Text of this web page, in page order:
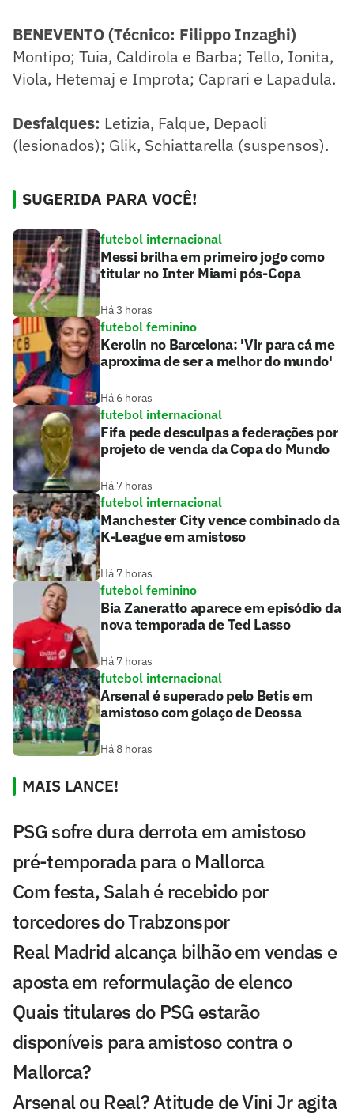
BENEVENTO (Técnico: Filippo Inzaghi)
Montipo; Tuia, Caldirola e Barba; Tello, Ionita,
Viola, Hetemaj e Improta; Caprari e Lapadula.
Desfalques: Letizia, Falque, Depaoli
(lesionados); Glik, Schiattarella (suspensos).
SUGERIDA PARA VOCÊ!
futebol internacional
Messi brilha em primeiro jogo como
titular no Inter Miami pós-Copa
Há 3 horas
futebol feminino
Kerolin no Barcelona: 'Vir para cá me
aproxima de ser a melhor do mundo'
Há 6 horas
futebol internacional
Fifa pede desculpas a federações por
projeto de venda da Copa do Mundo
Há 7 horas
futebol internacional
Manchester City vence combinado da
K-League em amistoso
Há 7 horas
futebol feminino
Bia Zaneratto aparece em episódio da
nova temporada de Ted Lasso
Há 7 horas
futebol internacional
Arsenal é superado pelo Betis em
amistoso com golaço de Deossa
Há 8 horas
MAIS LANCE!
PSG sofre dura derrota em amistoso
pré-temporada para o Mallorca
Com festa, Salah é recebido por
torcedores do Trabzonspor
Real Madrid alcança bilhão em vendas e
aposta em reformulação de elenco
Quais titulares do PSG estarão
disponíveis para amistoso contra o
Mallorca?
Arsenal ou Real? Atitude de Vini Jr agita